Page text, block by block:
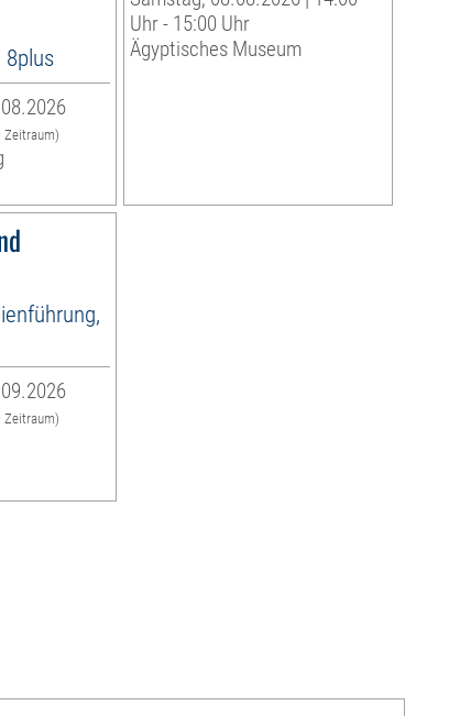
8plus
Zeitraum)
Uhr - 15:00 Uhr
Ägyptisches Museum
Zeitraum)